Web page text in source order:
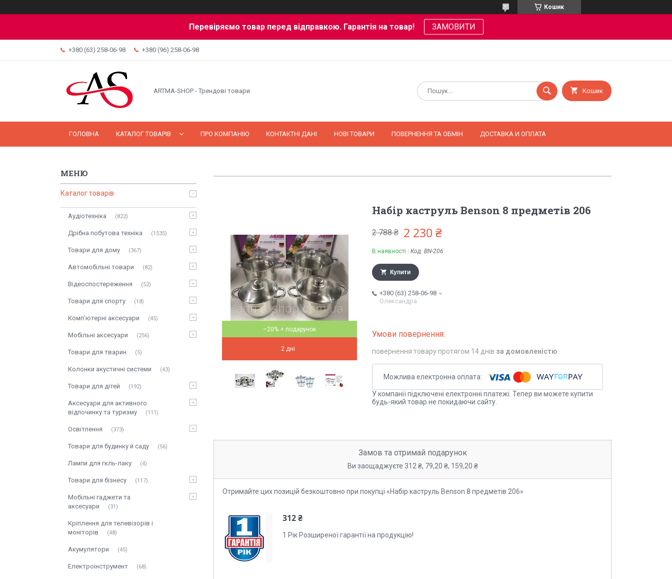
Кошик
Перевіряємо товар перед відправкою. Гарантія на товар! ЗАМОВИТИ
+380 (63) 258-06-98 +380 (96) 258-06-98
ARTMA-SHOP - Трендові товари Кошик
ГОЛОВНА КАТАЛОГ ТОВАРІВ ПРО КОМПАНІЮ КОНТАКТНІ ДАНІ НОВІ ТОВАРИ ПОВЕРНЕННЯ ТА ОБМІН ДОСТАВКА И ОПЛАТА
–20%
2 дні
Набір каструль Benson 8 предметів 206
2 788 ₴ 2 230 ₴
В наявності Код: BN-206
Купити
+380 (63) 258-06-98
Олександра
повернення товару протягом 14 днів за домовленістю
У компанії підключені електронні платежі. Тепер ви можете купити
будь-який товар не покидаючи сайту.
Замов та отримай подарунок
Ви заощаджуєте 312 ₴, 79,20 ₴, 159,20 ₴
Отримайте цих позицій безкоштовно при покупці «Набір каструль Benson 8 предметів 206»
312 ₴
1 Рік Розширеної гарантії на продукцію!
Каталог товарів
Аудіотехніка 822
Дрібна побутова техніка 1535
Товари для дому 367
Автомобільні товари 82
Відеоспостереження 52
Товари для спорту 18
Комп'ютерні аксесуари 45
Мобільні аксесуари 256
Товари для тварин 5
Колонки акустичні системи 43
Товари для дітей 192
Аксесуари для активного
відпочинку та туризму
111
Освітлення 373
Товари для будинку й саду 56
Лампи для гкль-лаку 4
Товари для бізнесу 117
Мобільні гаджети та
аксесуари
31
Кріплення для телевізорів і
моніторів
48
Акумулятори 45
Електроінструмент 68